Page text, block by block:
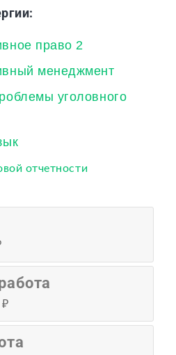
право 2
менеджмент
уголовного
отчетности